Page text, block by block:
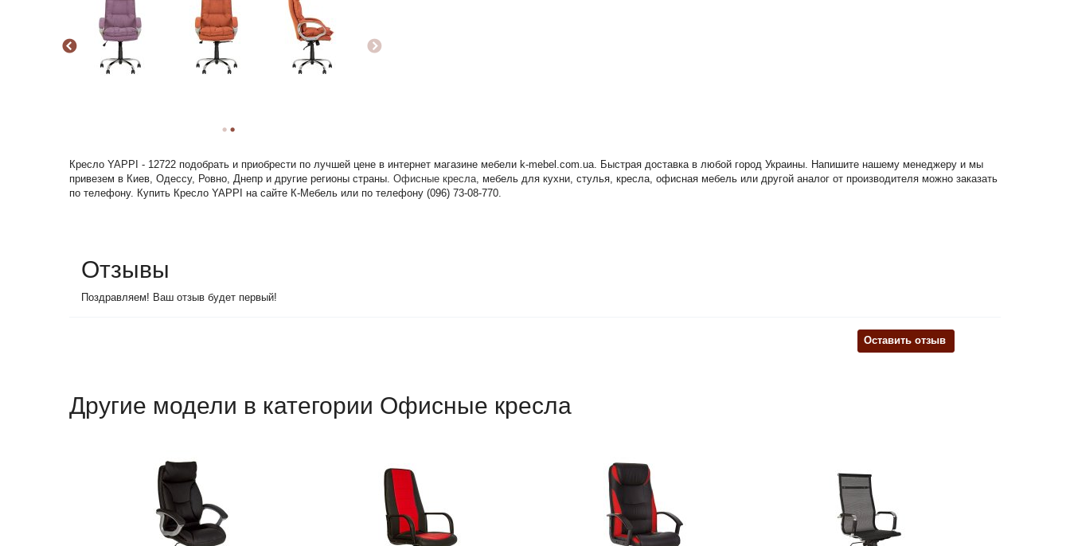
Кресло YAPPI - 12722 подобрать и приобрести по лучшей цене в интернет магазине мебели k-mebel.com.ua. Быстрая доставка в любой город Украины. Напишите нашему менеджеру и мы
привезем в Киев, Одессу, Ровно, Днепр и другие регионы страны. Офисные кресла, мебель для кухни, стулья, кресла, офисная мебель или другой аналог от производителя можно заказать
по телефону. Купить Кресло YAPPI на сайте К-Мебель или по телефону (096) 73-08-770.
Отзывы
Поздравляем! Ваш отзыв будет первый!
Оставить отзыв
Другие модели в категории Офисные кресла